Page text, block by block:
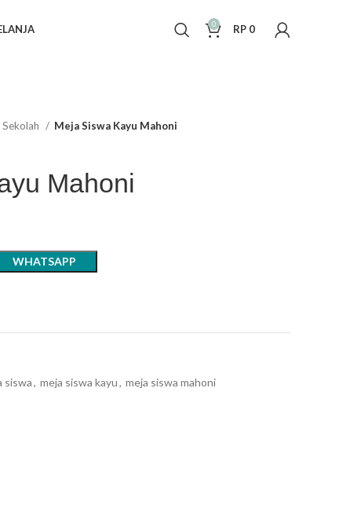
0 RP 0
Meja Siswa Kayu Mahoni
Mahoni
WHATSAPP
siswa, meja siswa kayu, meja siswa mahoni